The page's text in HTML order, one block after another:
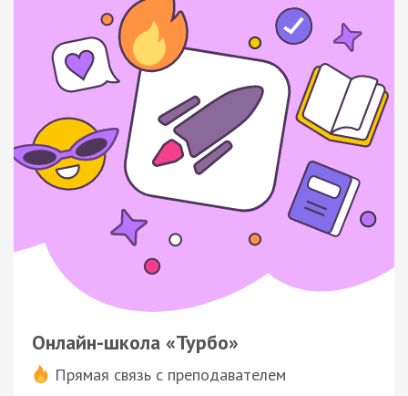
Онлайн-школа «Турбо»
Прямая связь с преподавателем